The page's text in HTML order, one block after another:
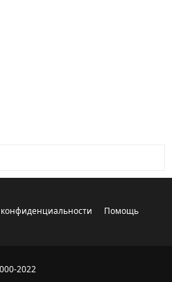
Помощь
2022